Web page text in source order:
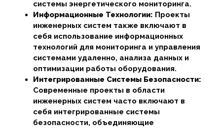
системы энергетического мониторинга.
Информационные Технологии: Проекты
инженерных систем также включают в
себя использование информационных
технологий для мониторинга и управления
системами удаленно, анализа данных и
оптимизации работы оборудования.
Интегрированные Системы Безопасности:
Современные проекты в области
инженерных систем часто включают в
себя интегрированные системы
безопасности, объединяющие